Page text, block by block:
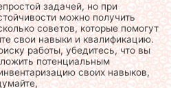
задачей, но при
можно получить
советов, которые помогут
свои навыки и квалификацию.
работы, убедитесь, что вы
потенциальным
своих навыков,